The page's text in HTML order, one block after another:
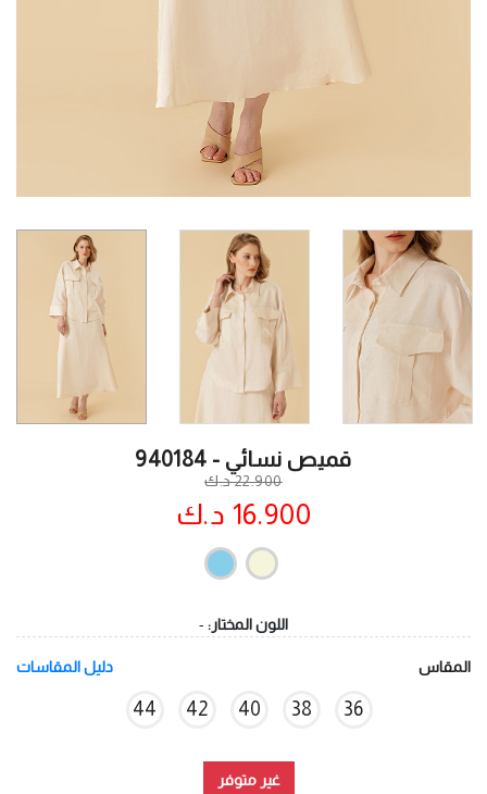
قميص نسائي - 940184
22.900 د.ك
16.900 د.ك
اللون المختار: -
المقاس دليل المقاسات
36
38
40
42
44
غير متوفر